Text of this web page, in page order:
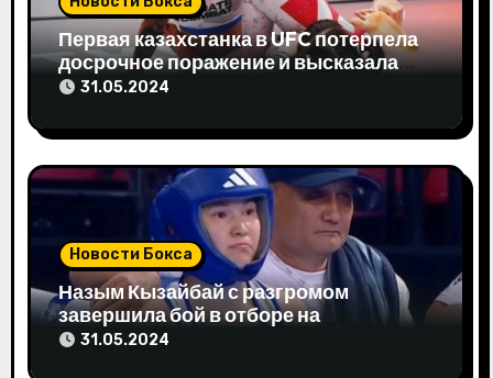
а
и
с
я
м
Первая казахстанка в UFC потерпела
досрочное поражение и высказала
свое мнение
31.05.2024
Новости Бокса
Назым Кызайбай с разгромом
завершила бой в отборе на
Олимпиаду-2024
31.05.2024